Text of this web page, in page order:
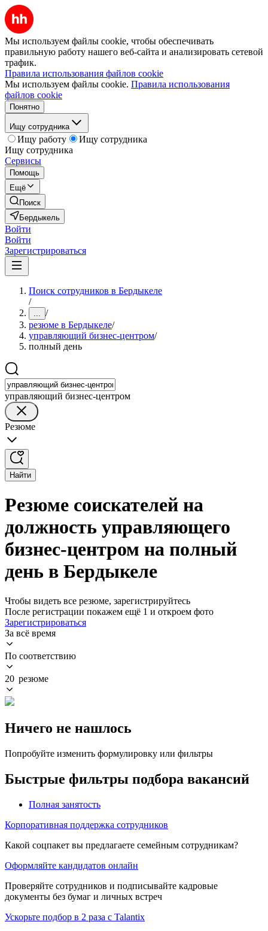
Мы используем файлы cookie, чтобы обеспечивать
правильную работу нашего веб-сайта и анализировать сетевой
трафик.
Правила использования файлов cookie
Мы используем файлы cookie. Правила использования
файлов cookie
Понятно
Ищу сотрудника
Ищу работу
Ищу сотрудника
Ищу сотрудника
Сервисы
Помощь
Ещё
Поиск
Бердыкель
Войти
Войти
Зарегистрироваться
Поиск сотрудников в Бердыкеле
/
... /
резюме в Бердыкеле/
управляющий бизнес-центром/
полный день
управляющий бизнес-центром
Резюме
Найти
Резюме соискателей на
должность управляющего
бизнес-центром на полный
день в Бердыкеле
Чтобы видеть все резюме, зарегистрируйтесь
После регистрации покажем ещё 1 и откроем фото
Зарегистрироваться
За всё время
По соответствию
20 резюме
Ничего не нашлось
Попробуйте изменить формулировку или фильтры
Быстрые фильтры подбора вакансий
Полная занятость
Корпоративная поддержка сотрудников
Какой соцпакет вы предлагаете семейным сотрудникам?
Оформляйте кандидатов онлайн
Проверяйте сотрудников и подписывайте кадровые
документы без бумаг и личных встреч
Ускорьте подбор в 2 раза с Talantix